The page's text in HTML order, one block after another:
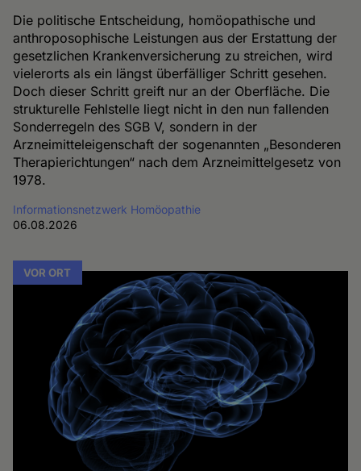
Die politische Entscheidung, homöopathische und
anthroposophische Leistungen aus der Erstattung der
gesetzlichen Krankenversicherung zu streichen, wird
vielerorts als ein längst überfälliger Schritt gesehen.
Doch dieser Schritt greift nur an der Oberfläche. Die
strukturelle Fehlstelle liegt nicht in den nun fallenden
Sonderregeln des SGB V, sondern in der
Arzneimitteleigenschaft der sogenannten „Besonderen
Therapierichtungen“ nach dem Arzneimittelgesetz von
1978.
Informationsnetzwerk Homöopathie
06.08.2026
VOR ORT